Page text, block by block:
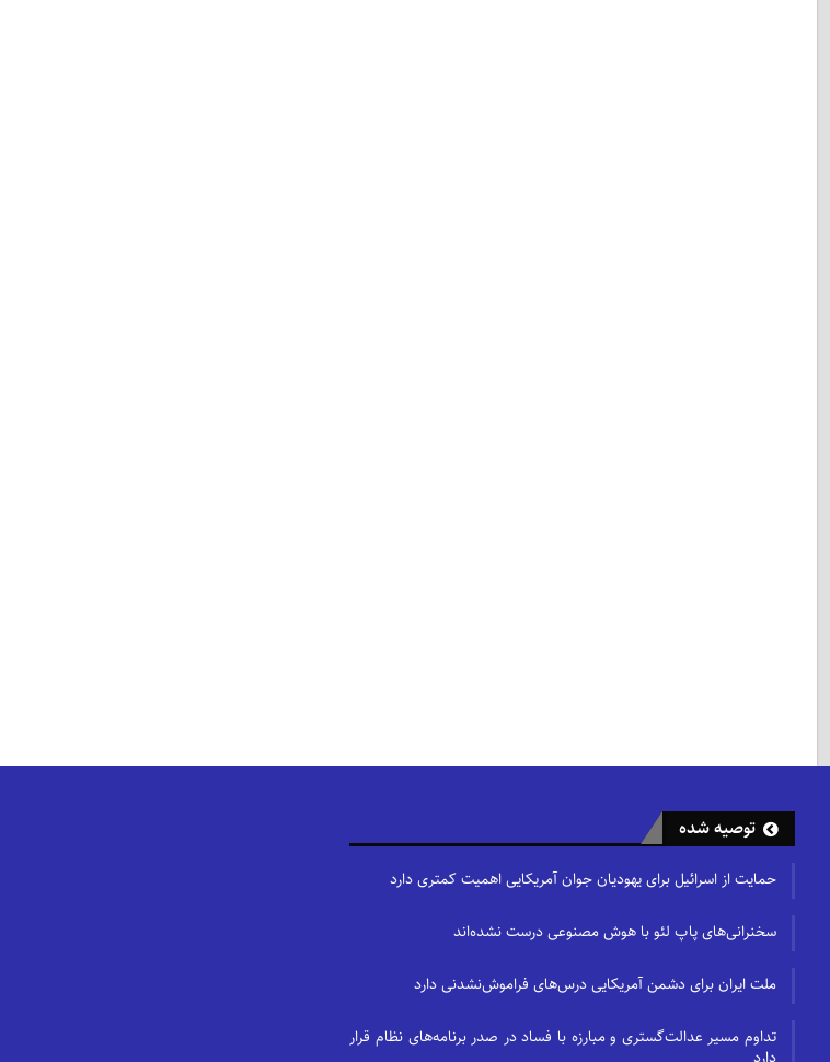
توصیه شده
حمایت از اسرائیل برای یهودیان جوان آمریکایی اهمیت کمتری دارد
سخنرانی‌های پاپ لئو با هوش مصنوعی درست نشده‌اند
ملت ایران برای دشمن آمریکایی درس‌های فراموش‌نشدنی دارد
تداوم مسیر عدالت‌گستری و مبارزه با فساد در صدر برنامه‌های نظام قرار